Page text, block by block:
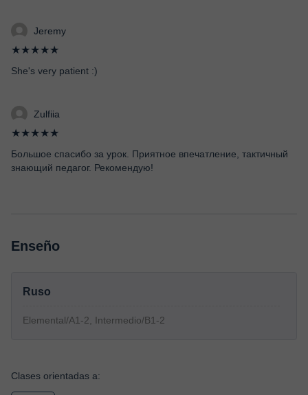
Jeremy
★★★★★
She's very patient :)
Zulfiia
★★★★★
Большое спасибо за урок. Приятное впечатление, тактичный
знающий педагог. Рекомендую!
Enseño
Ruso
Elemental/A1-2, Intermedio/B1-2
Clases orientadas a: